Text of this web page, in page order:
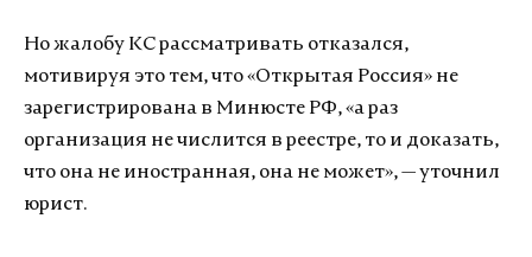
Но жалобу КС рассматривать отказался,
мотивируя это тем, что «Открытая Россия» не
зарегистрирована в Минюсте РФ, «а раз
организация не числится в реестре, то и доказать,
что она не иностранная, она не может», — уточнил
юрист.